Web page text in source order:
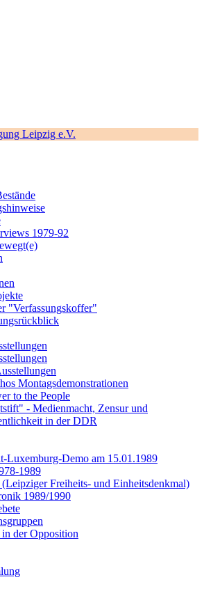
1979-92
"Verfassungskoffer"
Montagsdemonstrationen
to the People
- Medienmacht, Zensur und
in der DDR
Luxemburg-Demo am 15.01.1989
1989
Freiheits- und Einheitsdenkmal)
1989/1990
in der Opposition